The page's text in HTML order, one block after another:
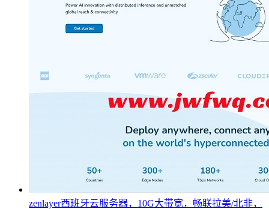
zenlayer西班牙云服务器，10G大带宽，畅联拉美/北非，